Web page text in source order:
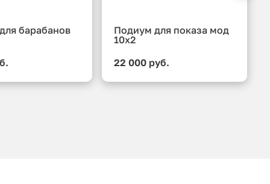
барабанов
Подиум для показа мод
10x2
22 000 руб.